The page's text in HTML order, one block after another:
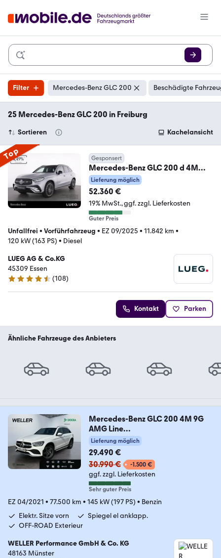
Filter Mercedes-Benz GLC 200 Beschädigte
25 Mercedes-Benz GLC 200 in Freiburg
Sortieren Kachelansicht
Top Gesponsert
Mercedes-Benz GLC 200 d 4M
AMG+NIGHT+20''+PANO+AHK+S
OUND+360°+
Lieferung möglich
52.360 €
19% MwSt. ggf. zzgl. Lieferkosten
Guter Preis
Unfallfrei • Vorführfahrzeug • EZ 09/2025 • 11.842 km •
120 kW (163 PS) • Diesel
LUEG AG & Co.KG
45309 Essen
4.6 Sterne
(108)
Kontakt Parken
Ähnliche Fahrzeuge des Anbieters
Mercedes-Benz GLC 200 4M 9G
AMG Line
*LED*Ambiente*Keyless*
Lieferung möglich
29.490 €
30.990 €
-1.500 €
ggf. zzgl. Lieferkosten
Sehr guter Preis
EZ 04/2021 • 77.500 km • 145 kW (197 PS) • Benzin
Elektr. Sitze vorn
Spiegel el anklapp.
OFF-ROAD Exterieur
WELLER Performance GmbH & Co. KG
48163 Münster